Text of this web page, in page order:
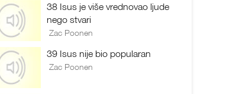
38 Isus je više vrednovao ljude
nego stvari
Zac Poonen
39 Isus nije bio popularan
Zac Poonen